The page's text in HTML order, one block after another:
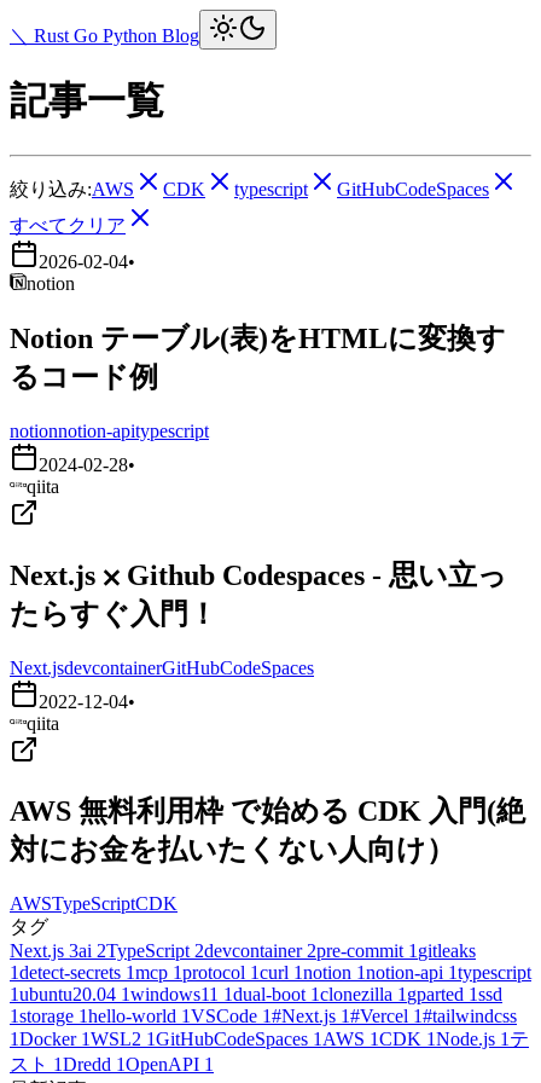
＼ Rust Go Python Blog
記事一覧
絞り込み:AWS CDK typescript
GitHubCodeSpaces
すべてクリア
2026-02-04•
notion
Notion テーブル(表)をHTMLに変換す
るコード例
notionnotion-apitypescript
2024-02-28•
qiita
Next.js ⨉ Github Codespaces - 思い立っ
たらすぐ入門！
Next.jsdevcontainerGitHubCodeSpaces
2022-12-04•
qiita
AWS 無料利用枠 で始める CDK 入門(絶
対にお金を払いたくない人向け）
AWSTypeScriptCDK
タグ
Next.js 3ai 2TypeScript 2devcontainer 2pre-commit 1 gitleaks
1detect-secrets 1mcp 1protocol 1curl 1notion 1notion-api 1typescript
1ubuntu20.04 1windows11 1dual-boot 1clonezilla 1 gparted 1ssd
1storage 1hello-world 1VSCode 1#Next.js 1#Vercel 1#tailwindcss
1Docker 1WSL2 1GitHubCodeSpaces 1 AWS 1CDK 1Node.js 1 テ
スト 1Dredd 1OpenAPI 1